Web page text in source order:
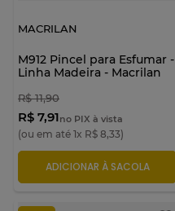
MACRILAN
M912 Pincel para Esfumar -
Linha Madeira - Macrilan
R$ 11,90
R$ 7,91no PIX à vista
(ou em até 1x R$ 8,33)
ADICIONAR À SACOLA